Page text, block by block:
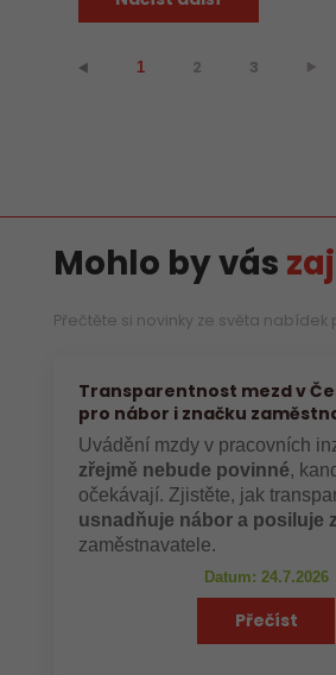
⯇ 1 2 3 ⯈
Mohlo by vás
Přečtěte si novinky ze světa nabídek
Transparentnost mezd v
pro nábor i značku
Uvádění mzdy v pracovních
zřejmě nebude povinné,
očekávají. Zjistěte, jak
usnadňuje nábor a posiluje
zaměstnavatele.
Datum: 24.7.2026
Přečíst